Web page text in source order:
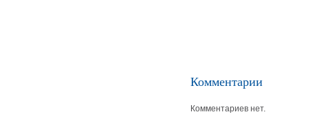
Комментарии
Комментариев нет.